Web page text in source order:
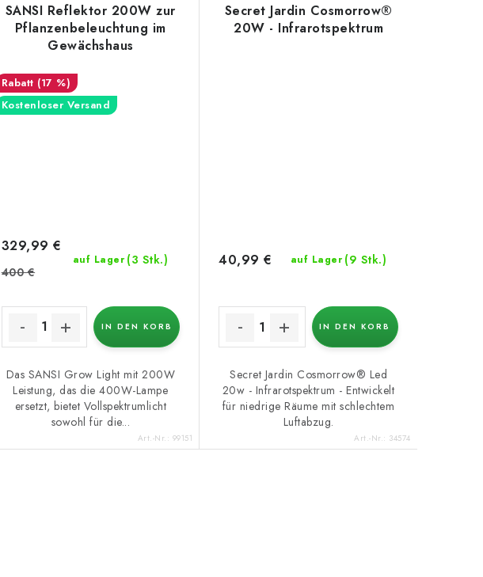
SANSI Reflektor 200W zur
Pflanzenbeleuchtung im
Gewächshaus
(17 %)
Kostenloser Versand
auf Lager (3 Stk.)
329,99 €
400 €
IN DEN KORB
Das SANSI Grow Light mit 200W
Leistung, das die 400W-Lampe
ersetzt, bietet Vollspektrumlicht
sowohl für die...
Art.-Nr.: 99151
Secret Jardin Cosmorrow®
20W - Infrarotspektrum
auf Lager (9 Stk.)
40,99 €
IN DEN KORB
Secret Jardin Cosmorrow® Led
20w - Infrarotspektrum - Entwickelt
für niedrige Räume mit schlechtem
Luftabzug.
Art.-Nr.: 34574